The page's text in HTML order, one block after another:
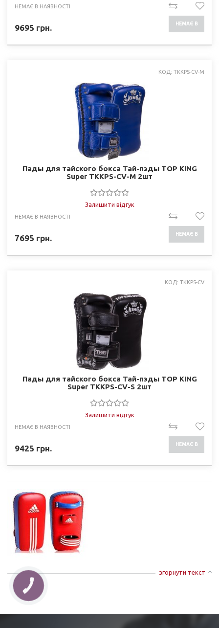
НЕМАЄ В НАЯВНОСТІ
9695 грн. НЕМАЄ В
КОД: TKKPS-CV-M
Пады для тайского бокса Тай-пэды TOP KING
Super TKKPS-CV-M 2шт
Залишити відгук
НЕМАЄ В НАЯВНОСТІ
7695 грн. НЕМАЄ В
КОД: TKKPS-CV
Пады для тайского бокса Тай-пэды TOP KING
Super TKKPS-CV-S 2шт
Залишити відгук
НЕМАЄ В НАЯВНОСТІ
9425 грн. НЕМАЄ В
згорнути текст
КНОПКА
ЗВ'ЯЗКУ